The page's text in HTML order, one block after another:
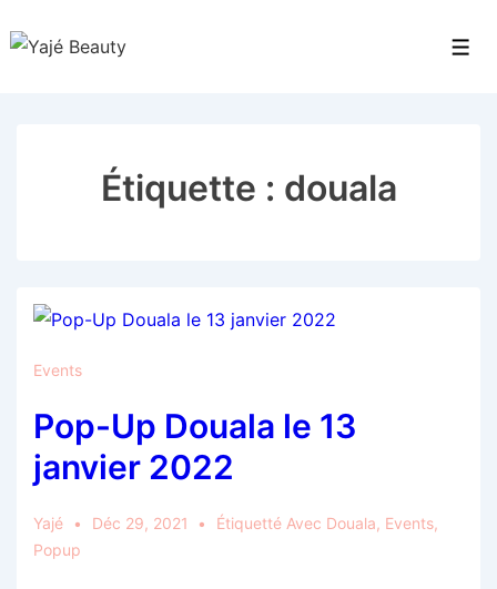
passer
Étiquette : douala
Events
Pop-Up Douala le 13
janvier 2022
Yajé Déc 29, 2021 Étiquetté Avec Douala, Events,
Popup